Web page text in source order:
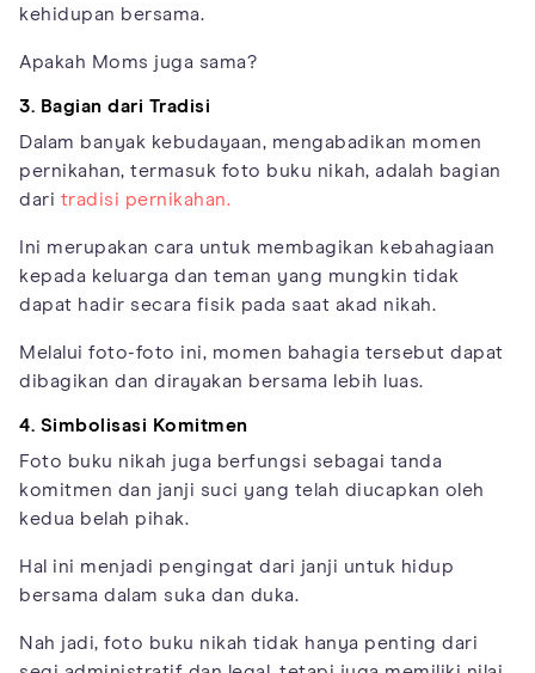
kehidupan bersama.
Apakah Moms juga sama?
3. Bagian dari Tradisi
Dalam banyak kebudayaan, mengabadikan momen
pernikahan, termasuk foto buku nikah, adalah bagian
dari tradisi pernikahan.
Ini merupakan cara untuk membagikan kebahagiaan
kepada keluarga dan teman yang mungkin tidak
dapat hadir secara fisik pada saat akad nikah.
Melalui foto-foto ini, momen bahagia tersebut dapat
dibagikan dan dirayakan bersama lebih luas.
4. Simbolisasi Komitmen
Foto buku nikah juga berfungsi sebagai tanda
komitmen dan janji suci yang telah diucapkan oleh
kedua belah pihak.
Hal ini menjadi pengingat dari janji untuk hidup
bersama dalam suka dan duka.
Nah jadi, foto buku nikah tidak hanya penting dari